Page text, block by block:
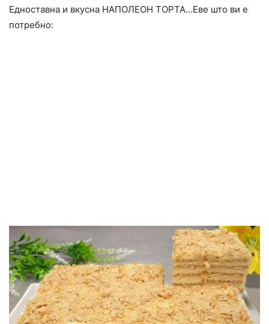
Едноставна и вкусна НАПОЛЕОН ТОРТА…Еве што ви е
потребно: